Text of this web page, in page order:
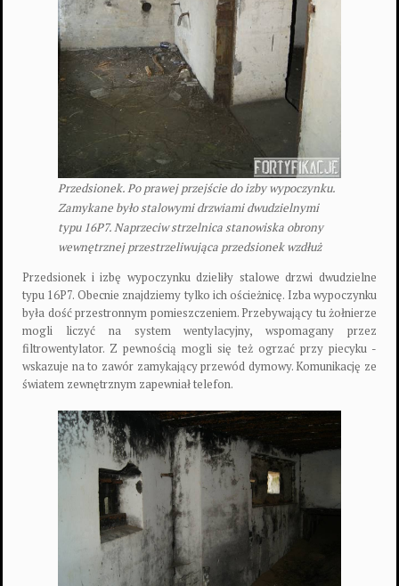
Przedsionek. Po prawej przejście do izby wypoczynku.
Zamykane było stalowymi drzwiami dwudzielnymi
typu 16P7. Naprzeciw strzelnica stanowiska obrony
wewnętrznej przestrzeliwująca przedsionek wzdłuż
Przedsionek i izbę wypoczynku dzieliły stalowe drzwi dwudzielne
typu 16P7. Obecnie znajdziemy tylko ich ościeżnicę. Izba wypoczynku
była dość przestronnym pomieszczeniem. Przebywający tu żołnierze
mogli liczyć na system wentylacyjny, wspomagany przez
filtrowentylator. Z pewnością mogli się też ogrzać przy piecyku -
wskazuje na to zawór zamykający przewód dymowy. Komunikację ze
światem zewnętrznym zapewniał telefon.